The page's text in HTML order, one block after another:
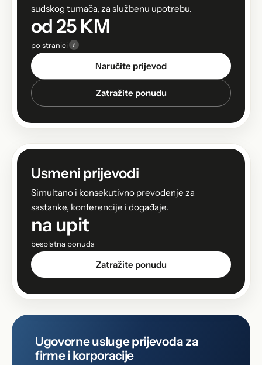
sudskog tumača, za službenu upotrebu.
od 25 KM
po stranici i
Naručite prijevod
Zatražite ponudu
Usmeni prijevodi
Simultano i konsekutivno prevođenje za
sastanke, konferencije i događaje.
na upit
besplatna ponuda
Zatražite ponudu
Ugovorne usluge prijevoda za
firme i korporacije